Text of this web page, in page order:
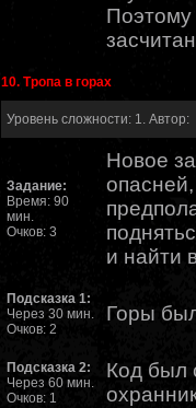
10. Тропа в горах
Уровень сложности: 1. Автор:
Задание:
Время: 90
мин.
Очков: 3
Новое
и найти
Подсказка 1:
Через 30 мин.
Очков: 2
Горы
Подсказка 2:
Через 60 мин.
Очков: 1
Код был